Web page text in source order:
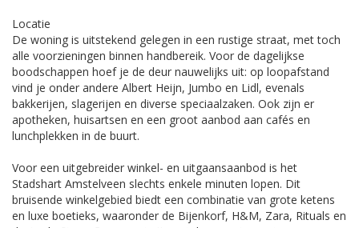
Locatie
De woning is uitstekend gelegen in een rustige straat, met toch
alle voorzieningen binnen handbereik. Voor de dagelijkse
boodschappen hoef je de deur nauwelijks uit: op loopafstand
vind je onder andere Albert Heijn, Jumbo en Lidl, evenals
bakkerijen, slagerijen en diverse speciaalzaken. Ook zijn er
apotheken, huisartsen en een groot aanbod aan cafés en
lunchplekken in de buurt.
Voor een uitgebreider winkel- en uitgaansaanbod is het
Stadshart Amstelveen slechts enkele minuten lopen. Dit
bruisende winkelgebied biedt een combinatie van grote ketens
en luxe boetieks, waaronder de Bijenkorf, H&M, Zara, Rituals en